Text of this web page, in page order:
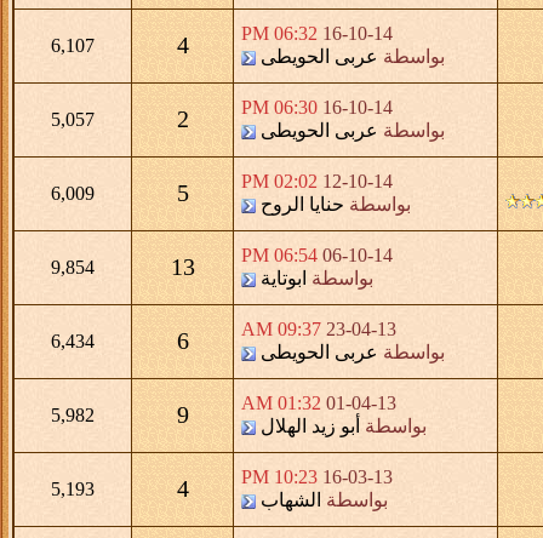
16-10-14
06:32 PM
بواسطة عربى الحويطى 4
6,107
16-10-14
06:30 PM
بواسطة عربى الحويطى 2
5,057
12-10-14
02:02 PM
بواسطة حنايا الروح 5
6,009
06-10-14
06:54 PM
بواسطة ابوتاية 13
9,854
23-04-13
09:37 AM
بواسطة عربى الحويطى 6
6,434
01-04-13
01:32 AM
بواسطة أبو زيد الهلال 9
5,982
16-03-13
10:23 PM
بواسطة الشهاب 4
5,193